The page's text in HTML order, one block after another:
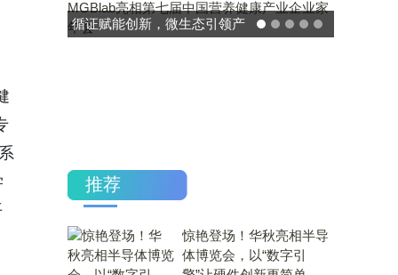
灵敏度超 80% 特异性 99%！
推荐
惊艳登场！华秋亮相半导
体博览会，以“数字引